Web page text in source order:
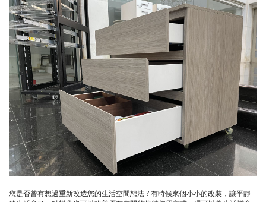
您是否曾有想過重新改造您的生活空間想法 ? 有時候來個小小的改裝，讓平靜